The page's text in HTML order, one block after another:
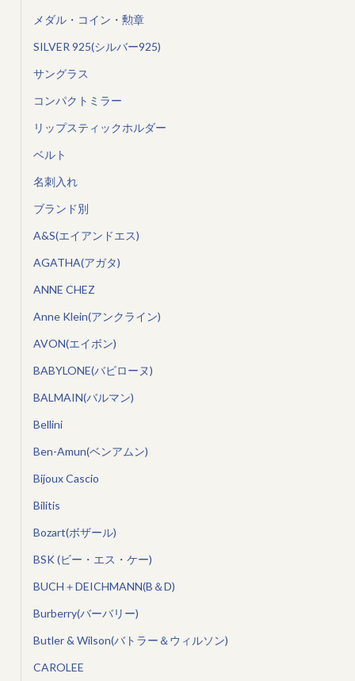
メダル・コイン・勲章
SILVER 925(シルバー925)
サングラス
コンパクトミラー
リップスティックホルダー
ベルト
名刺入れ
ブランド別
A&S(エイアンドエス)
AGATHA(アガタ)
ANNE CHEZ
Anne Klein(アンクライン)
AVON(エイボン)
BABYLONE(バビローヌ)
BALMAIN(バルマン)
Bellini
Ben-Amun(ベンアムン)
Bijoux Cascio
Bilitis
Bozart(ボザール)
BSK (ビー・エス・ケー)
BUCH＋DEICHMANN(B＆D)
Burberry(バーバリー)
Butler & Wilson(バトラー＆ウィルソン)
CAROLEE